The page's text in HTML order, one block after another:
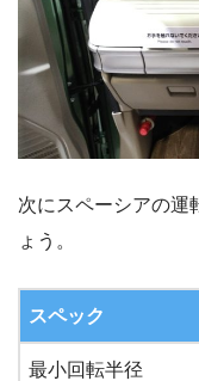
次にスペーシアの運
ょう。
スペック
最小回転半径